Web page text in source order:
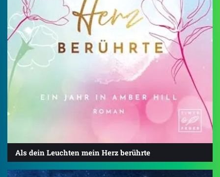
Als dein Leuchten mein Herz berührte